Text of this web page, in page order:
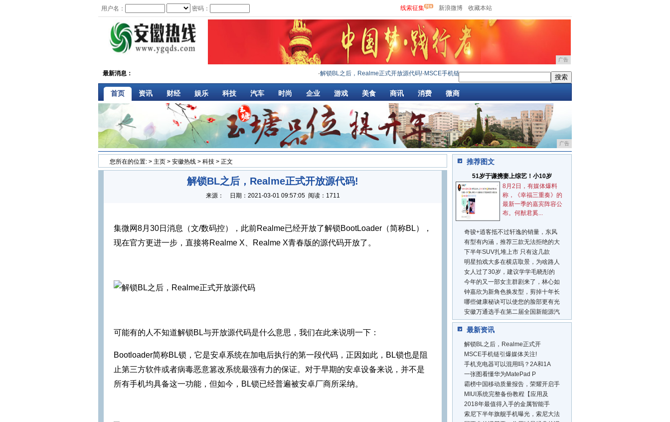
用户名： 密码： 线索征集 新浪微博 收藏本站
广告
最新消息： 解锁BL之后，Realme正式开放源代码!·MSCE手机链引爆媒体关注!·手机充电器可以混用吗？2A和1A区别看后恍然大
首页 资讯 财经 娱乐 科技 汽车 时尚 企业 游戏 美食 商讯 消费 微商
广告
您所在的位置: > 主页 > 安徽热线 > 科技 > 正文
解锁BL之后，Realme正式开放源代码!
来源： 日期： 2021-03-01 09:57:05 阅读：1711
集微网8月30日消息（文/数码控），此前Realme已经开放了解锁BootLoader（简称BL），
现在官方更进一步，直接将Realme X、Realme X青春版的源代码开放了。
可能有的人不知道解锁BL与开放源代码是什么意思，我们在此来说明一下：
Bootloader简称BL锁，它是安卓系统在加电后执行的第一段代码，正因如此，BL锁也是阻
止第三方软件或者病毒恶意篡改系统最强有力的保证。对于早期的安卓设备来说，并不是
所有手机均具备这一功能，但如今，BL锁已经普遍被安卓厂商所采纳。
推荐图文
51岁于谦携妻上综艺！小10岁
8月2日，有媒体爆料
称，《幸福三重奏》的
最新一季的嘉宾阵容公
布。何猷君奚...
奇骏+逍客抵不过轩逸的销量，东风
有型有内涵，推荐三款无法拒绝的大
下半年SUV扎堆上市 只有这几款
明星拍戏大多在横店取景，为啥路人
女人过了30岁，建议学学毛晓彤的
今年的又一部女主群剧来了，林心如
钟嘉欣为新角色换发型，剪掉十年长
哪些健康秘诀可以使您的脸部更有光
安徽万通选手在第二届全国新能源汽
最新资讯
解锁BL之后，Realme正式开
MSCE手机链引爆媒体关注!
手机充电器可以混用吗？2A和1A
一张图看懂华为MatePad P
霸榜中国移动质量报告，荣耀开启手
MIUI系统完整备份教程【应用及
2018年最值得入手的金属智能手
索尼下半年旗舰手机曝光，索尼大法